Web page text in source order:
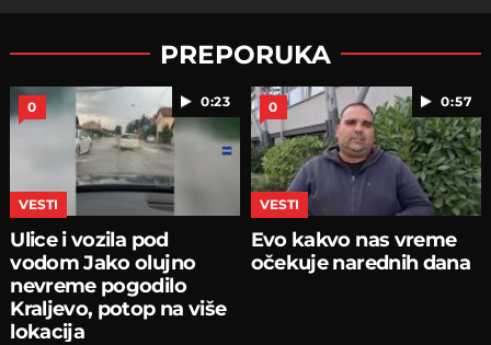
PREPORUKA
0:23
0
VESTI
Ulice i vozila pod
vodom Jako olujno
nevreme pogodilo
Kraljevo, potop na više
lokacija
0:57
0
VESTI
Evo kakvo nas vreme
očekuje narednih dana